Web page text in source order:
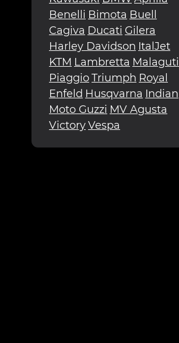
Benelli Bimota Buell
Cagiva Ducati Gilera
Harley Davidson ItalJet
KTM Lambretta Malaguti
PiaggioTriumph Royal
Enfeld Husqvarna Indian
Moto Guzzi MV Agusta
VictoryVespa